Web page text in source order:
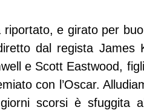
e girato per
dal regista James
e Scott Eastwood,
con l’Oscar.
scorsi è sfuggita